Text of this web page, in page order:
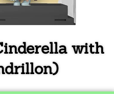
with